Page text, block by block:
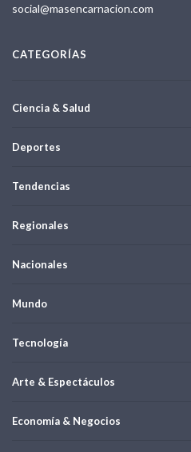
social@masencarnacion.com
CATEGORÍAS
Ciencia & Salud
Deportes
Tendencias
Regionales
Nacionales
Mundo
Tecnología
Arte & Espectáculos
Economía & Negocios